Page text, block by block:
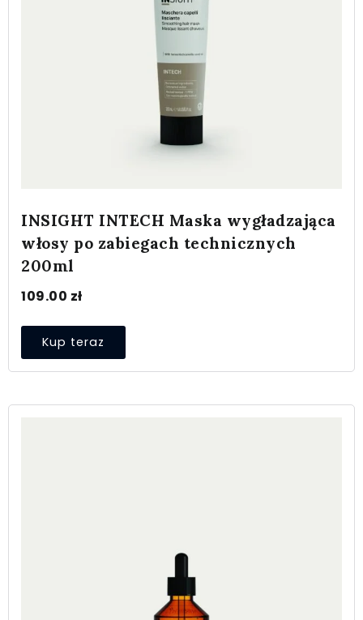
INSIGHT INTECH Maska wygładzająca
włosy po zabiegach technicznych
200ml
109.00 zł
Kup teraz